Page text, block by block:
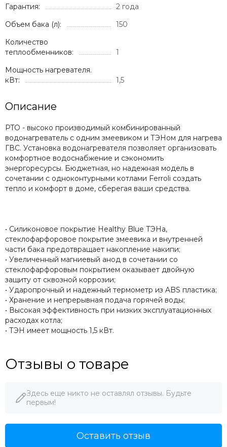
Гарантия:
2 года
Объем бака (л):
150
Количество
теплообменников:
1
Мощность нагревателя.
кВт:
1,5
Описание
PTO - высоко производимый комбинированный
водонагреватель с одним змеевиком и ТЭНом для нагрева
ГВС. Установка водонагревателя позволяет организовать
комфортное водоснабжение и сэкономить
энергоресурсы. Бюджетная, но надежная модель в
сочетании с одноконтурными котлами Ferroli создать
тепло и комфорт в доме, сберегая ваши средства.
• Силиконовое покрытие Healthy Blue ТЭНа,
стеклофарфоровое покрытие змеевика и внутренней
части бака предотвращает накопление накипи;
• Увеличенный магниевый анод в сочетании со
стеклофарфоровым покрытием оказывает двойную
защиту от сквозной коррозии;
• Ударопрочный и надежный термометр из ABS пластика;
• Хранение и непрерывная подача горячей воды;
• Высокая эффективность при низких эксплуатационных
расходах котла;
• ТЭН имеет мощность 1,5 кВт.
Отзывы о товаре
Здесь еще никто не оставлял отзывы. Будьте
первым!
Оставить отзыв